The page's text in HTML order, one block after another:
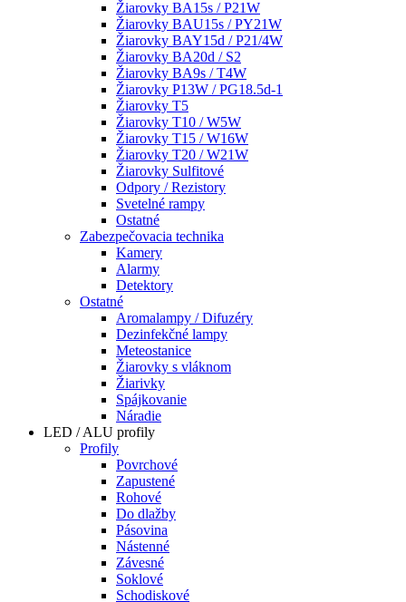
Žiarovky BA15s / P21W
Žiarovky BAU15s / PY21W
Žiarovky BAY15d / P21/4W
Žiarovky BA20d / S2
Žiarovky BA9s / T4W
Žiarovky P13W / PG18.5d-1
Žiarovky T5
Žiarovky T10 / W5W
Žiarovky T15 / W16W
Žiarovky T20 / W21W
Žiarovky Sulfitové
Odpory / Rezistory
Svetelné rampy
Ostatné
Zabezpečovacia technika
Kamery
Alarmy
Detektory
Ostatné
Aromalampy / Difuzéry
Dezinfekčné lampy
Meteostanice
Žiarovky s vláknom
Žiarivky
Spájkovanie
Náradie
LED / ALU profily
Profily
Povrchové
Zapustené
Rohové
Do dlažby
Pásovina
Nástenné
Závesné
Soklové
Schodiskové